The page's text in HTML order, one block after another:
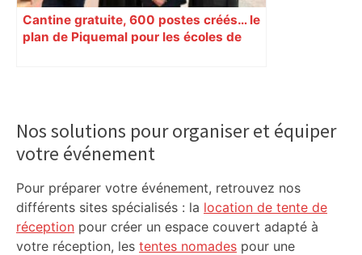
Cantine gratuite, 600 postes créés… le
plan de Piquemal pour les écoles de
Sidebar
Nos solutions pour organiser et équiper
votre événement
Pour préparer votre événement, retrouvez nos
différents sites spécialisés : la location de tente de
réception pour créer un espace couvert adapté à
votre réception, les tentes nomades pour une